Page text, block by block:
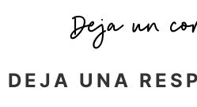
Deja un
DEJA UNA